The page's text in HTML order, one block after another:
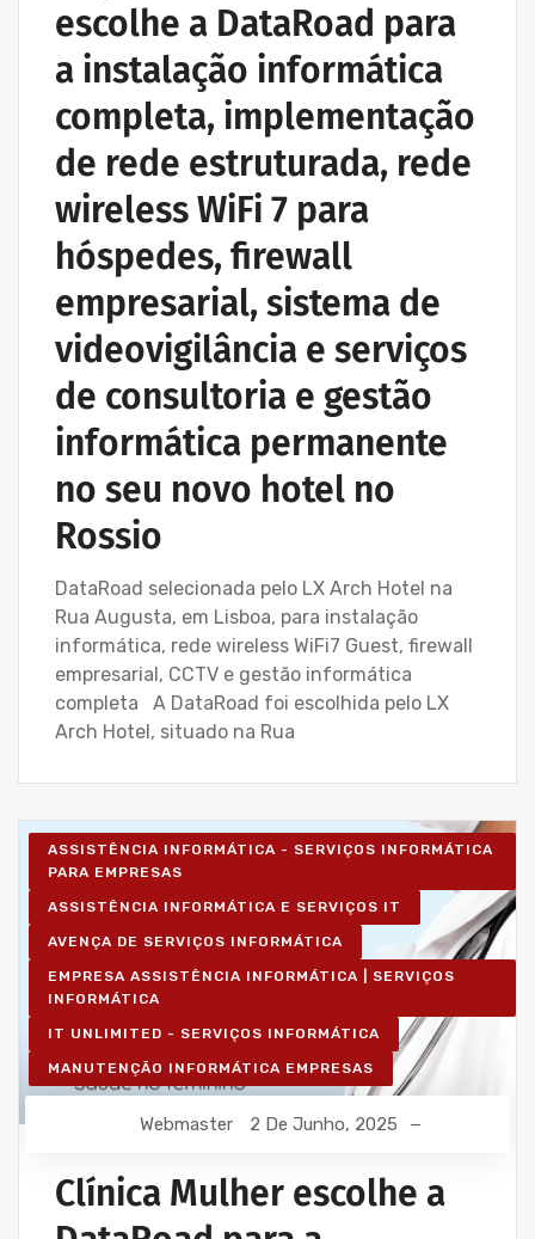
escolhe a DataRoad para
a instalação informática
completa, implementação
de rede estruturada, rede
wireless WiFi 7 para
hóspedes, firewall
empresarial, sistema de
videovigilância e serviços
de consultoria e gestão
informática permanente
no seu novo hotel no
Rossio
DataRoad selecionada pelo LX Arch Hotel na
Rua Augusta, em Lisboa, para instalação
informática, rede wireless WiFi7 Guest, firewall
empresarial, CCTV e gestão informática
completa A DataRoad foi escolhida pelo LX
Arch Hotel, situado na Rua
ASSISTÊNCIA INFORMÁTICA - SERVIÇOS INFORMÁTICA
PARA EMPRESAS
ASSISTÊNCIA INFORMÁTICA E SERVIÇOS IT
AVENÇA DE SERVIÇOS INFORMÁTICA
EMPRESA ASSISTÊNCIA INFORMÁTICA | SERVIÇOS
INFORMÁTICA
IT UNLIMITED - SERVIÇOS INFORMÁTICA
MANUTENÇÃO INFORMÁTICA EMPRESAS
Webmaster 2 De Junho, 2025
Clínica Mulher escolhe a